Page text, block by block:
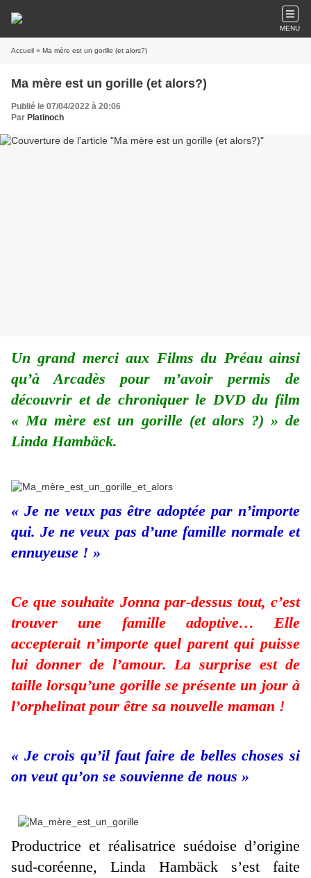
MENU
Accueil » Ma mère est un gorille (et alors?)
Ma mère est un gorille (et alors?)
Publié le 07/04/2022 à 20:06
Par Platinoch
Un grand merci aux Films du Préau ainsi
qu’à Arcadès pour m’avoir permis de
découvrir et de chroniquer le DVD du film
« Ma mère est un gorille (et alors ?) » de
Linda Hambäck.
« Je ne veux pas être adoptée par n’importe
qui. Je ne veux pas d’une famille normale et
ennuyeuse ! »
Ce que souhaite Jonna par-dessus tout, c’est
trouver une famille adoptive… Elle
accepterait n’importe quel parent qui puisse
lui donner de l’amour. La surprise est de
taille lorsqu’une gorille se présente un jour à
l’orphelinat pour être sa nouvelle maman !
« Je crois qu’il faut faire de belles choses si
on veut qu’on se souvienne de nous »
Productrice et réalisatrice suédoise d’origine
sud-coréenne, Linda Hambäck s’est faite